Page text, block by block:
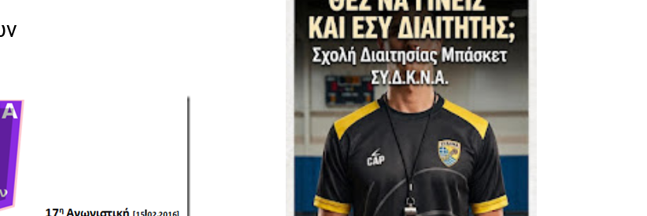
Δραπετσώνα στον μικρό τελικό
2 : ΑΥΡΙΟ ΚΥΡΙΑΚΗ 21.06.26 ΣΤΟ ΕΑΚ ΒΟΛΟΥ ΜΑΝΔΡΑΪΚΟΣ -ΕΘΝΙΚΟΣ ΛΑΓΥΝΩΝ
τελικό 104-77 την Δραπετσώνα επανήλθε στην Α΄ εφήβων - Στον τελικό με Ερμή Αργ. νίκησε 72-54 το Πέρα
ΑΕ ΡΕΝΤΗ ΔΡΑΠΕΤΣΩΝΑ ΔΑΣ (19.30) & ΕΡΜΗΣ ΑΡΓΥΡΟΥΠ. -ΠΕΡΑ (21.30)
77-73 μέσα στο Πέραμα την Φιλία